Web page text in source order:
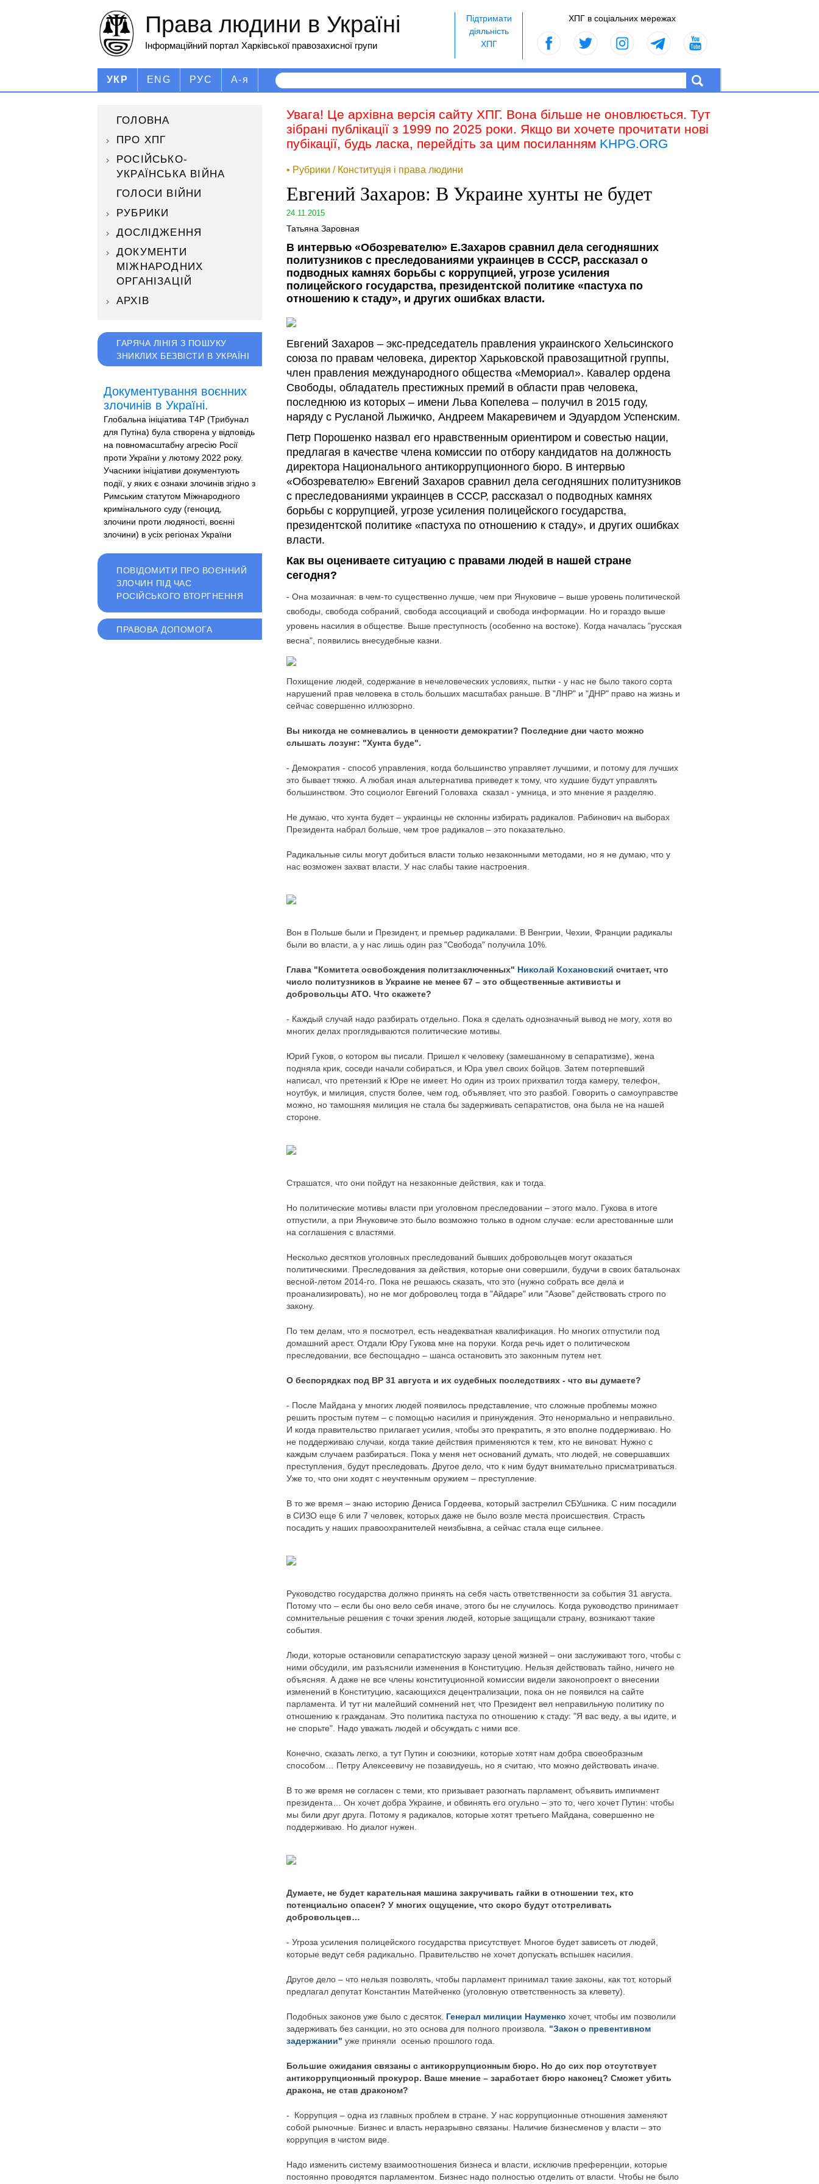
ХПГ в соціальних мережах
Підтримати
діяльність
ХПГ
Права людини в Україні
Інформаційний портал Харківської правозахисної групи
УКР ENG РУС А-я
ГОЛОВНА
ПРО ХПГ
РОСІЙСЬКО-
УКРАЇНСЬКА ВІЙНА
ГОЛОСИ ВІЙНИ
РУБРИКИ
ДОСЛІДЖЕННЯ
ДОКУМЕНТИ
МІЖНАРОДНИХ
ОРГАНІЗАЦІЙ
АРХІВ
ГАРЯЧА ЛІНІЯ З ПОШУКУ
ЗНИКЛИХ БЕЗВІСТИ В УКРАЇНІ
Документування воєнних
злочинів в Україні.
Глобальна ініціатива T4P (Трибунал
для Путіна) була створена у відповідь
на повномасштабну агресію Росії
проти України у лютому 2022 року.
Учасники ініціативи документують
події, у яких є ознаки злочинів згідно з
Римським статутом Міжнародного
кримінального суду (геноцид,
злочини проти людяності, воєнні
злочини) в усіх регіонах України
ПОВІДОМИТИ ПРО ВОЄННИЙ
ЗЛОЧИН ПІД ЧАС
РОСІЙСЬКОГО ВТОРГНЕННЯ
ПРАВОВА ДОПОМОГА
Увага! Це архівна версія сайту ХПГ. Вона більше не оновлюється. Тут
зібрані публікації з 1999 по 2025 роки. Якщо ви хочете прочитати нові
пубікації, будь ласка, перейдіть за цим посиланням KHPG.ORG
• Рубрики / Конституція і права людини
Евгений Захаров: В Украине хунты не будет
24.11.2015
Татьяна Заровная
В интервью «Обозревателю» Е.Захаров сравнил дела сегодняшних
политузников с преследованиями украинцев в СССР, рассказал о
подводных камнях борьбы с коррупцией, угрозе усиления
полицейского государства, президентской политике «пастуха по
отношению к стаду», и других ошибках власти.
Евгений Захаров – экс-председатель правления украинского Хельсинского
союза по правам человека, директор Харьковской правозащитной группы,
член правления международного общества «Мемориал». Кавалер ордена
Свободы, обладатель престижных премий в области прав человека,
последнюю из которых – имени Льва Копелева – получил в 2015 году,
наряду с Русланой Лыжичко, Андреем Макаревичем и Эдуардом Успенским.
Петр Порошенко назвал его нравственным ориентиром и совестью нации,
предлагая в качестве члена комиссии по отбору кандидатов на должность
директора Национального антикоррупционного бюро. В интервью
«Обозревателю» Евгений Захаров сравнил дела сегодняшних политузников
с преследованиями украинцев в СССР, рассказал о подводных камнях
борьбы с коррупцией, угрозе усиления полицейского государства,
президентской политике «пастуха по отношению к стаду», и других ошибках
власти.
Как вы оцениваете ситуацию с правами людей в нашей стране
сегодня?
- Она мозаичная: в чем-то существенно лучше, чем при Януковиче – выше уровень политической
свободы, свобода собраний, свобода ассоциаций и свобода информации. Но и гораздо выше
уровень насилия в обществе. Выше преступность (особенно на востоке). Когда началась "русская
весна", появились внесудебные казни.
Похищение людей, содержание в нечеловеческих условиях, пытки - у нас не было такого сорта
нарушений прав человека в столь больших масштабах раньше. В "ЛНР" и "ДНР" право на жизнь и
сейчас совершенно иллюзорно.
Вы никогда не сомневались в ценности демократии? Последние дни часто можно
слышать лозунг: "Хунта буде".
- Демократия - способ управления, когда большинство управляет лучшими, и потому для лучших
это бывает тяжко. А любая иная альтернатива приведет к тому, что худшие будут управлять
большинством. Это социолог Евгений Головаха сказал - умница, и это мнение я разделяю.
Не думаю, что хунта будет – украинцы не склонны избирать радикалов. Рабинович на выборах
Президента набрал больше, чем трое радикалов – это показательно.
Радикальные силы могут добиться власти только незаконными методами, но я не думаю, что у
нас возможен захват власти. У нас слабы такие настроения.
Вон в Польше были и Президент, и премьер радикалами. В Венгрии, Чехии, Франции радикалы
были во власти, а у нас лишь один раз "Свобода" получила 10%.
Глава "Комитета освобождения политзаключенных" Николай Кохановский считает, что
число политузников в Украине не менее 67 – это общественные активисты и
добровольцы АТО. Что скажете?
- Каждый случай надо разбирать отдельно. Пока я сделать однозначный вывод не могу, хотя во
многих делах проглядываются политические мотивы.
Юрий Гуков, о котором вы писали. Пришел к человеку (замешанному в сепаратизме), жена
подняла крик, соседи начали собираться, и Юра увел своих бойцов. Затем потерпевший
написал, что претензий к Юре не имеет. Но один из троих прихватил тогда камеру, телефон,
ноутбук, и милиция, спустя более, чем год, объявляет, что это разбой. Говорить о самоуправстве
можно, но тамошняя милиция не стала бы задерживать сепаратистов, она была не на нашей
стороне.
Страшатся, что они пойдут на незаконные действия, как и тогда.
Но политические мотивы власти при уголовном преследовании – этого мало. Гукова в итоге
отпустили, а при Януковиче это было возможно только в одном случае: если арестованные шли
на соглашения с властями.
Несколько десятков уголовных преследований бывших добровольцев могут оказаться
политическими. Преследования за действия, которые они совершили, будучи в своих батальонах
весной-летом 2014-го. Пока не решаюсь сказать, что это (нужно собрать все дела и
проанализировать), но не мог доброволец тогда в "Айдаре" или "Азове" действовать строго по
закону.
По тем делам, что я посмотрел, есть неадекватная квалификация. Но многих отпустили под
домашний арест. Отдали Юру Гукова мне на поруки. Когда речь идет о политическом
преследовании, все беспощадно – шанса остановить это законным путем нет.
О беспорядках под ВР 31 августа и их судебных последствиях - что вы думаете?
- После Майдана у многих людей появилось представление, что сложные проблемы можно
решить простым путем – с помощью насилия и принуждения. Это ненормально и неправильно.
И когда правительство прилагает усилия, чтобы это прекратить, я это вполне поддерживаю. Но
не поддерживаю случаи, когда такие действия применяются к тем, кто не виноват. Нужно с
каждым случаем разбираться. Пока у меня нет оснований думать, что людей, не совершавших
преступления, будут преследовать. Другое дело, что к ним будут внимательно присматриваться.
Уже то, что они ходят с неучтенным оружием – преступление.
В то же время – знаю историю Дениса Гордеева, который застрелил СБУшника. С ним посадили
в СИЗО еще 6 или 7 человек, которых даже не было возле места происшествия. Страсть
посадить у наших правоохранителей неизбывна, а сейчас стала еще сильнее.
Руководство государства должно принять на себя часть ответственности за события 31 августа.
Потому что – если бы оно вело себя иначе, этого бы не случилось. Когда руководство принимает
сомнительные решения с точки зрения людей, которые защищали страну, возникают такие
события.
Люди, которые остановили сепаратистскую заразу ценой жизней – они заслуживают того, чтобы с
ними обсудили, им разъяснили изменения в Конституцию. Нельзя действовать тайно, ничего не
объясняя. А даже не все члены конституционной комиссии видели законопроект о внесении
изменений в Конституцию, касающихся децентрализации, пока он не появился на сайте
парламента. И тут ни малейший сомнений нет, что Президент вел неправильную политику по
отношению к гражданам. Это политика пастуха по отношению к стаду: "Я вас веду, а вы идите, и
не спорьте". Надо уважать людей и обсуждать с ними все.
Конечно, сказать легко, а тут Путин и союзники, которые хотят нам добра своеобразным
способом… Петру Алексеевичу не позавидуешь, но я считаю, что можно действовать иначе.
В то же время не согласен с теми, кто призывает разогнать парламент, объявить импичмент
президента… Он хочет добра Украине, и обвинять его огульно – это то, чего хочет Путин: чтобы
мы били друг друга. Потому я радикалов, которые хотят третьего Майдана, совершенно не
поддерживаю. Но диалог нужен.
Думаете, не будет карательная машина закручивать гайки в отношении тех, кто
потенциально опасен? У многих ощущение, что скоро будут отстреливать
добровольцев…
- Угроза усиления полицейского государства присутствует. Многое будет зависеть от людей,
которые ведут себя радикально. Правительство не хочет допускать вспышек насилия.
Другое дело – что нельзя позволять, чтобы парламент принимал такие законы, как тот, который
предлагал депутат Константин Матейченко (уголовную ответственность за клевету).
Подобных законов уже было с десяток. Генерал милиции Науменко хочет, чтобы им позволили
задерживать без санкции, но это основа для полного произвола. "Закон о превентивном
задержании" уже приняли осенью прошлого года.
Большие ожидания связаны с антикоррупционным бюро. Но до сих пор отсутствует
антикоррупционный прокурор. Ваше мнение – заработает бюро наконец? Сможет убить
дракона, не став драконом?
- Коррупция – одна из главных проблем в стране. У нас коррупционные отношения заменяют
собой рыночные. Бизнес и власть неразрывно связаны. Наличие бизнесменов у власти – это
коррупция в чистом виде.
Надо изменить систему взаимоотношения бизнеса и власти, исключив преференции, которые
постоянно проводятся парламентом. Бизнес надо полностью отделить от власти. Чтобы не было